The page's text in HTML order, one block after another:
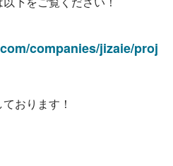
companies/jizaie/proj
おります！